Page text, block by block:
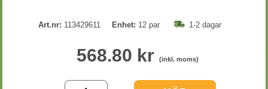
Art.nr: 113429611 Enhet: 12 par 1-2 dagar
568.80 kr (inkl. moms)